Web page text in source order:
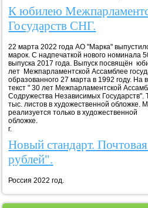
К юбилею
Государств СНГ.
22 марта 2022 года АО "Марка"
марок. С надпечаткой нового номинала
выпуска 2017 года. Выпуск посвящён
лет Межпарламентской Ассамблее
образованного 27 марта в 1992 году. На
текст " 30 лет Межпарламентской
Содружества Независимых Государств".
тыс. листов в художественной обложке.
реализуется только в художественной
обложке. 07.
г. Марка
Новый стандарт.
рублей".
Россия 2022 год.